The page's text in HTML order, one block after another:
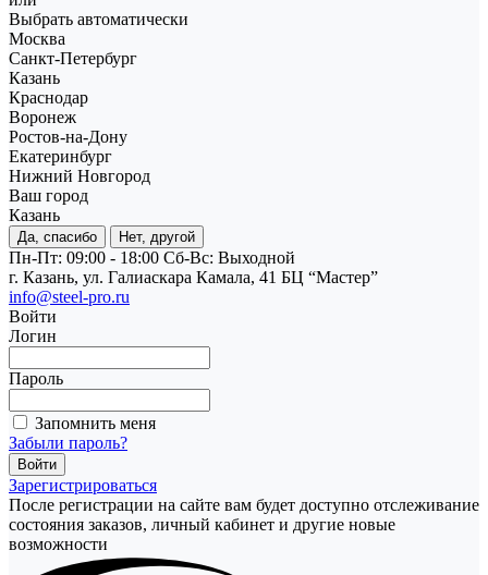
Выбрать автоматически
Москва
Санкт-Петербург
Казань
Краснодар
Воронеж
Ростов-на-Дону
Екатеринбург
Нижний Новгород
Ваш город
Казань
Да, спасибо Нет, другой
Пн-Пт: 09:00 - 18:00 Cб-Вс: Выходной
г. Казань, ул. Галиаскара Камала, 41 БЦ “Мастер”
info@steel-pro.ru
Войти
Логин
Пароль
Запомнить меня
Забыли пароль?
Зарегистрироваться
После регистрации на сайте вам будет доступно отслеживание
состояния заказов, личный кабинет и другие новые
возможности